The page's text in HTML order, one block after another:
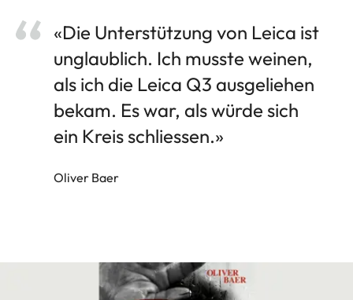
«Die Unterstützung von Leica ist
unglaublich. Ich musste weinen,
als ich die Leica Q3 ausgeliehen
bekam. Es war, als würde sich
ein Kreis schliessen.»
Oliver Baer